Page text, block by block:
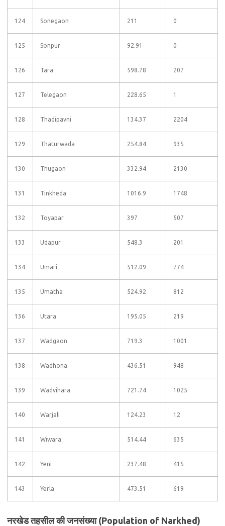
124 Sonegaon 211 0
125 Sonpur 92.91 0
126 Tara 598.78 207
127 Telegaon 228.65 1
128 Thadipavni 134.37 2204
129 Thaturwada 254.84 935
130 Thugaon 332.94 2130
131 Tinkheda 1016.9 1748
132 Toyapar 397 507
133 Udapur 548.3 201
134 Umari 512.09 774
135 Umatha 524.92 812
136 Utara 195.05 219
137 Wadgaon 719.3 1001
138 Wadhona 436.51 948
139 Wadvihara 721.74 1025
140 Warjali 124.23 12
141 Wiwara 514.44 635
142 Yeni 237.48 415
143 Yerla 473.51 619
नरखेड तहसील की जनसंख्या (Population of Narkhed)